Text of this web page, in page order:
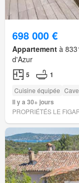
698 000 €
Appartement à
d'Azur
5 1
Cuisine équipée Cave
Il y a 30+ jours
PROPRIÉTÉS LE